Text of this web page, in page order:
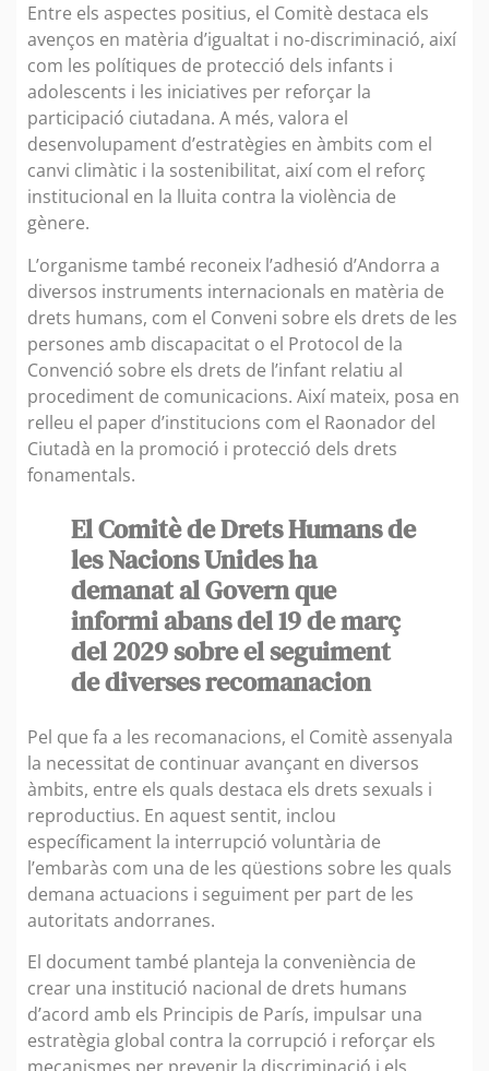
Entre els aspectes positius, el Comitè destaca els
avenços en matèria d’igualtat i no-discriminació, així
com les polítiques de protecció dels infants i
adolescents i les iniciatives per reforçar la
participació ciutadana. A més, valora el
desenvolupament d’estratègies en àmbits com el
canvi climàtic i la sostenibilitat, així com el reforç
institucional en la lluita contra la violència de
gènere.
L’organisme també reconeix l’adhesió d’Andorra a
diversos instruments internacionals en matèria de
drets humans, com el Conveni sobre els drets de les
persones amb discapacitat o el Protocol de la
Convenció sobre els drets de l’infant relatiu al
procediment de comunicacions. Així mateix, posa en
relleu el paper d’institucions com el Raonador del
Ciutadà en la promoció i protecció dels drets
fonamentals.
El Comitè de Drets Humans de
les Nacions Unidesha
demanat al Govern que
informi abans del 19 de març
del 2029 sobre el seguiment
de diverses recomanacion
Pel que fa a les recomanacions, el Comitè assenyala
la necessitat de continuar avançant en diversos
àmbits, entre els quals destaca els drets sexuals i
reproductius. En aquest sentit, inclou
específicament la interrupció voluntària de
l’embaràs com una de les qüestions sobre les quals
demana actuacions i seguiment per part de les
autoritats andorranes.
El document també planteja la conveniència de
crear una institució nacional de drets humans
d’acord amb els Principis de París, impulsar una
estratègia global contra la corrupció i reforçar els